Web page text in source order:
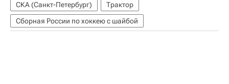
СКА (Санкт-Петербург)
Трактор
Сборная России по хоккею с шайбой